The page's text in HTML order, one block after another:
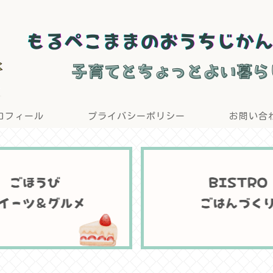
フィール プライバシーポリシー お問い合